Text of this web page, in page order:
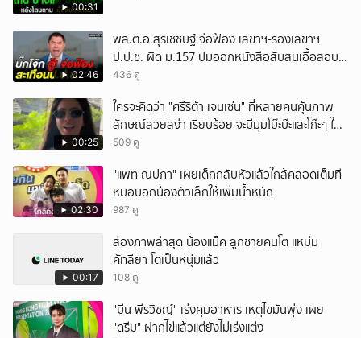
00:31
02:46
พล.ต.อ.สุรเชชษฐ์ จ่อฟ้อง เลขาฯ-รองเลขาฯ
ป.ป.ช. ผิด ม.157 ปมออกหนังสือสับสนเอื้อสอบ
คดีซ้ำซ้อน
436 ดู
00:25
ใครจะคิดว่า "ศรีริต้า เจนเซ่น" ที่หลายคนคุ้นภาพ
ลักษณ์สวยสง่า เรียบร้อย จะมีมุมโบ๊ะบ๊ะและโก๊ะๆ ให้
ได้อมยิ้มเหมือนกัน งานนี้ทำเอาแฟนๆ ทั้งเอ็นดูทั้ง
509 ดู
02:30
"แพท ณปภา" เผยเด็กกลับหัวแล้วใกล้คลอดเต็มที
หมอบอกน้องตัวเล็กให้เพิ่มน้ำหนัก
987 ดู
00:17
ส่องภาพล่าสุด น้องแม็ค ลูกชายคนโต แหม่ม
คัทลียา โตเป็นหนุ่มแล้ว
108 ดู
"มีน พีรวิชญ์" เร่งคุมอาหาร เหตุไขมันพุ่ง เผย
"ดรีม" ฝากไข่แล้วแต่ยังไม่เร่งแต่ง